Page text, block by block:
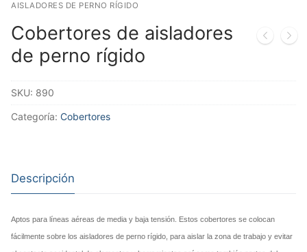
AISLADORES DE PERNO RÍGIDO
Cobertores de aisladores
de perno rígido
SKU: 890
Categoría: Cobertores
Descripción
Aptos para líneas aéreas de media y baja tensión. Estos cobertores se colocan
fácilmente sobre los aisladores de perno rígido, para aislar la zona de trabajo y evitar